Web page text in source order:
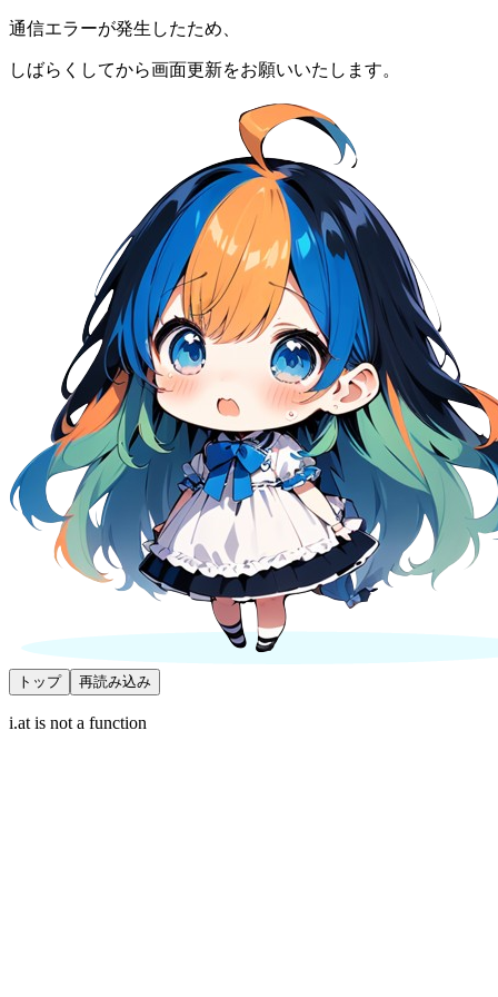
通信エラーが発生したため、
しばらくしてから画面更新をお願いいたします。
トップ 再読み込み
i.at is not a function